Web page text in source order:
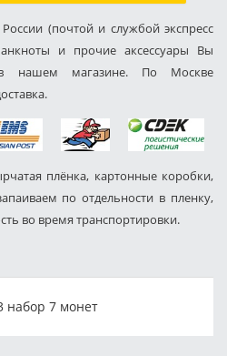
(почтой и службой экспресс
и прочие аксессуары Вы
нашем магазине. По Москве
плёнка, картонные коробки,
по отдельности в пленку,
во время транспортировки.
набор 7 монет